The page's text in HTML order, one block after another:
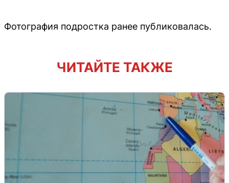
Фотография подростка ранее публиковалась.
ЧИТАЙТЕ ТАКЖЕ